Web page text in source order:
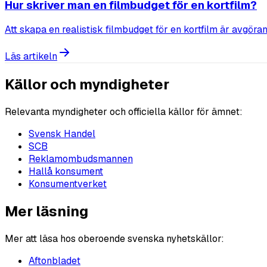
Hur skriver man en filmbudget för en kortfilm?
Att skapa en realistisk filmbudget för en kortfilm är
Läs artikeln
Källor och myndigheter
Relevanta myndigheter och officiella källor för ämnet:
Svensk Handel
SCB
Reklamombudsmannen
Hallå konsument
Konsumentverket
Mer läsning
Mer att läsa hos oberoende svenska nyhetskällor:
Aftonbladet